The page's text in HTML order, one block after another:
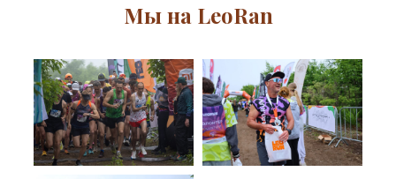
Мы на LeoRan